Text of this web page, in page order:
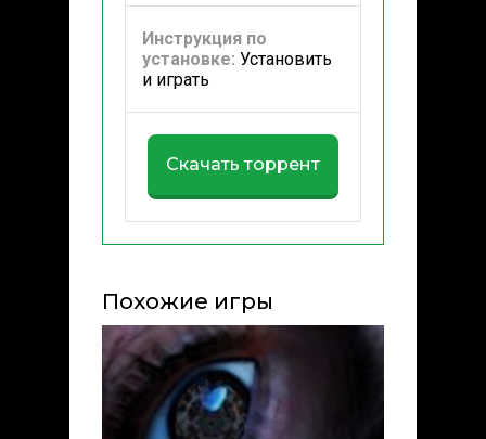
Инструкция по
установке: Установить
и играть
Скачать торрент
Похожие игры